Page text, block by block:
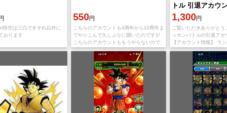
悟空は三凸ですそれ以外に
おります
550円
こちらのアカウントも4周年から10周年ま
でやりこんで久しぶりに開いたのですが
こちらのアカウントももうやらないので
誰かこれからも長くドッカンバトルを楽
しんでいってくれる人に使っていただけ
ると嬉しいです。ク
トル 引退アカウ
1,300円
ご覧いただきありがとう
ッカンバトルの引退アカ
【アカウント情報】 ラ
力：379,948 LRキャラ
に強キャラもいま